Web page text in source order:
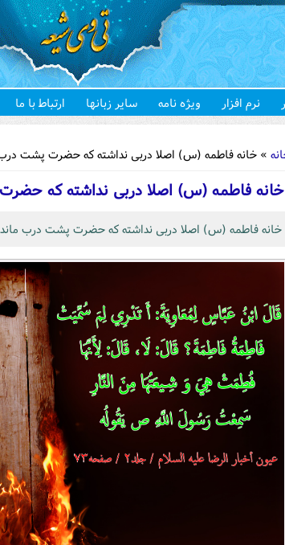
نرم افزار ویژه نامه سایر زبانها ارتباط با ما
» خانه فاطمه (س) اصلا دربی نداشته که حضرت پشت
خانه فاطمه (س) اصلا دربی نداشته که
خانه فاطمه (س) اصلا دربی نداشته که حضرت پشت درب